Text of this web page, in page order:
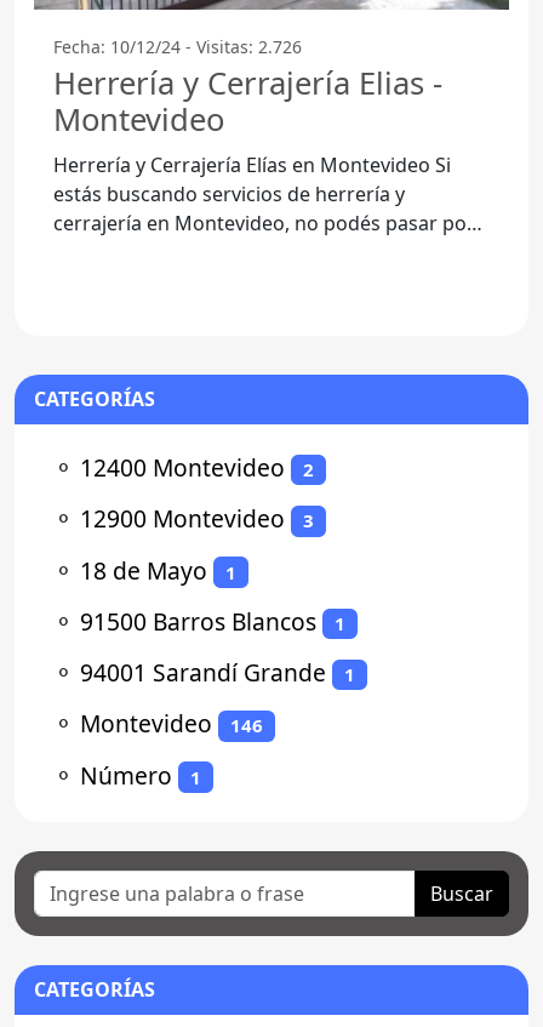
Fecha: 10/12/24 - Visitas: 2.726
Herrería y Cerrajería Elias -
Montevideo
Herrería y Cerrajería Elías en Montevideo Si
estás buscando servicios de herrería y
cerrajería en Montevideo, no podés pasar por
CATEGORÍAS
⚬ 12400 Montevideo 2
⚬ 12900 Montevideo 3
⚬ 18 de Mayo 1
⚬ 91500 Barros Blancos 1
⚬ 94001 Sarandí Grande 1
⚬ Montevideo 146
⚬ Número 1
Buscar
CATEGORÍAS